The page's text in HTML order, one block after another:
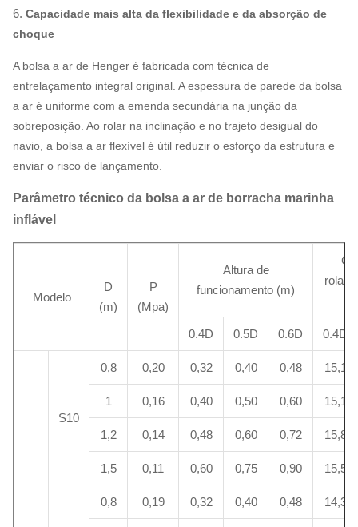
6. Capacidade mais alta da flexibilidade e da absorção de
choque
A bolsa a ar de Henger é fabricada com técnica de
entrelaçamento integral original. A espessura de parede da bolsa
a ar é uniforme com a emenda secundária na junção da
sobreposição. Ao rolar na inclinação e no trajeto desigual do
navio, a bolsa a ar flexível é útil reduzir o esforço da estrutura e
enviar o risco de lançamento.
Parâmetro técnico da bolsa a ar de borracha marinha
inflável
Modelo
D
(m)
P
(Mpa)
Altura de
funcionamento (m)
0.4D 0.5D 0.6D 0.4D
S10
0,8 0,20 0,32 0,40 0,48 15,1
1 0,16 0,40 0,50 0,60 15,1
1,2 0,14 0,48 0,60 0,72 15,8
1,5 0,11 0,60 0,75 0,90 15,5
0,8 0,19 0,32 0,40 0,48 14,3